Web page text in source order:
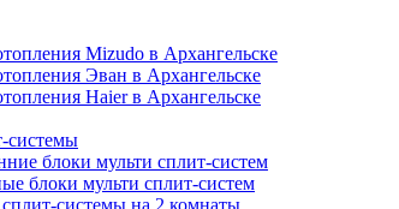
Mizudo в Архангельске
Эван в Архангельске
Haier в Архангельске
системы
блоки мульти сплит-систем
блоки мульти сплит-систем
системы на 2 комнаты